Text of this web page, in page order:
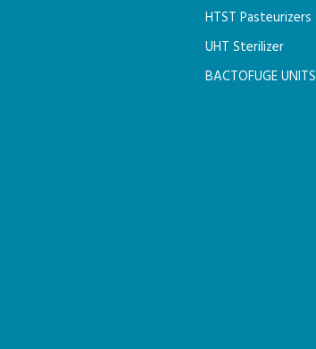
HTST Pasteurizers
UHT Sterilizer
BACTOFUGE UNITS